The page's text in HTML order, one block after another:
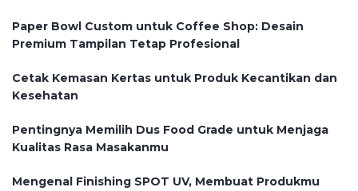
Paper Bowl Custom untuk Coffee Shop: Desain
Premium Tampilan Tetap Profesional
Cetak Kemasan Kertas untuk Produk Kecantikan dan
Kesehatan
Pentingnya Memilih Dus Food Grade untuk Menjaga
Kualitas Rasa Masakanmu
Mengenal Finishing SPOT UV, Membuat Produkmu